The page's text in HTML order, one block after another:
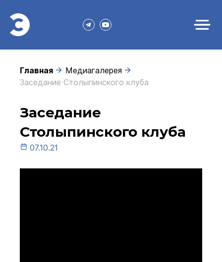
Главная
Медиагалерея
Заседание Столыпинского клуба
Заседание
Столыпинского клуба
07.10.21